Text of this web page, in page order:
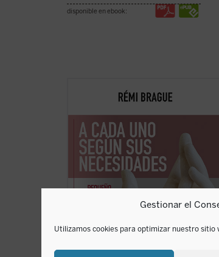
Gestionar el
Utilizamos cookies para optimizar nuestro sitio
disponible en ebook:
Este «pequeño tratado» es la
emblemáticos de Rémi Brague sobre el
concepto demundo. En una sucesión de
breves capítulos expone una teoría de la
Providencia divina en la que Dios provee
a todos los ...(ver ficha)